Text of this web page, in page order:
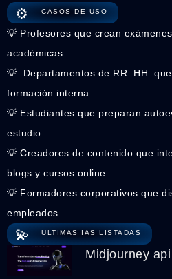
⚙️ CASOS DE USO
💡 Profesores que crean
académicas
💡 ‍ Departamentos de RR. HH.
formación interna
💡 Estudiantes que preparan
estudio
💡 Creadores de contenido que
blogs y cursos online
💡 Formadores corporativos que
empleados
💫 ULTIMAS IAS LISTADAS
Midjourney api